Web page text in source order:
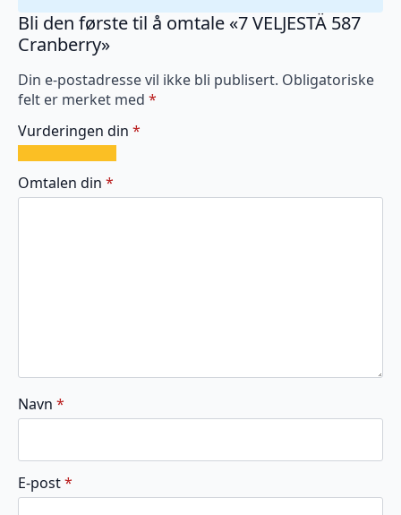
Bli den første til å omtale «7 VELJESTÄ 587
Cranberry»
Din e-postadresse vil ikke bli publisert. Obligatoriske
felt er merket med *
Vurderingen din *
av
5
av
5
av
5
av
5
av
5
Omtalen din *
Navn *
E-post*